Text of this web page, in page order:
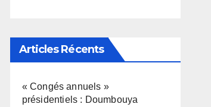
Articles Récents
« Congés annuels »
présidentiels : Doumbouya